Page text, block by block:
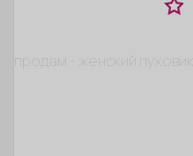
продам - женский пуховик